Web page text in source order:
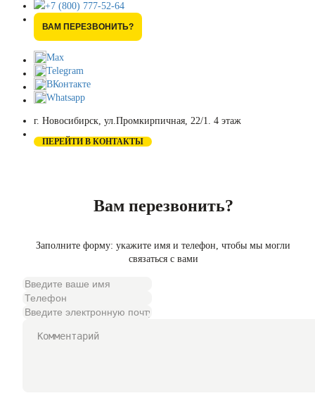
+7 (800) 777-52-64
ВАМ ПЕРЕЗВОНИТЬ?
Max
Telegram
ВКонтакте
Whatsapp
г. Новосибирск, ул.Промкирпичная, 22/1. 4 этаж
ПЕРЕЙТИ В КОНТАКТЫ
Вам перезвонить?
Заполните форму: укажите имя и телефон, чтобы мы могли
связаться с вами